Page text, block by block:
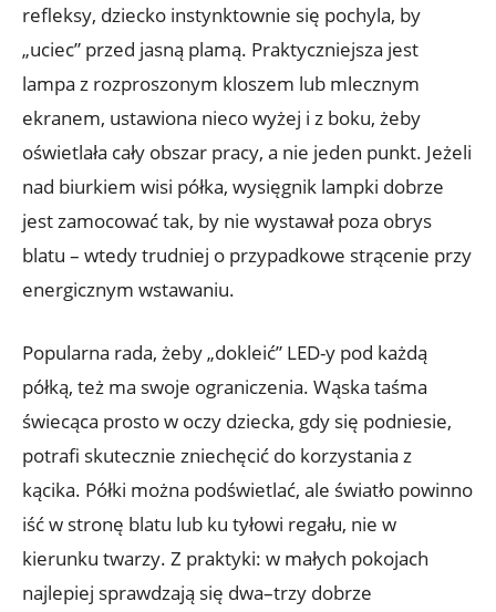
refleksy, dziecko instynktownie się pochyla, by
„uciec” przed jasną plamą. Praktyczniejsza jest
lampa z rozproszonym kloszem lub mlecznym
ekranem, ustawiona nieco wyżej i z boku, żeby
oświetlała cały obszar pracy, a nie jeden punkt. Jeżeli
nad biurkiem wisi półka, wysięgnik lampki dobrze
jest zamocować tak, by nie wystawał poza obrys
blatu – wtedy trudniej o przypadkowe strącenie przy
energicznym wstawaniu.
Popularna rada, żeby „dokleić” LED-y pod każdą
półką, też ma swoje ograniczenia. Wąska taśma
świecąca prosto w oczy dziecka, gdy się podniesie,
potrafi skutecznie zniechęcić do korzystania z
kącika. Półki można podświetlać, ale światło powinno
iść w stronę blatu lub ku tyłowi regału, nie w
kierunku twarzy. Z praktyki: w małych pokojach
najlepiej sprawdzają się dwa–trzy dobrze